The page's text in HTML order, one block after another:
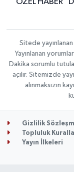
ÖZEL HABER
Sitede
Yayınlanan
Dakika sorumlu
açılır. Sitemizde
alınmaksızın
Gizlilik
Topluluk
Yayın İlkeleri